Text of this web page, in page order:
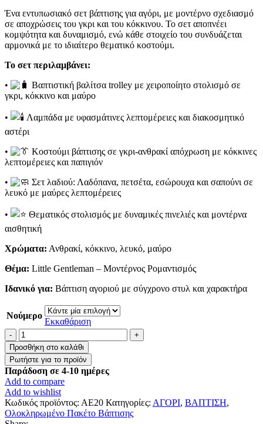
was:
€400.00.
τιμή
είναι:
€200.00.
Ένα εντυπωσιακό σετ βάπτισης για αγόρι, με μοντέρνο σχεδιασμό
σε αποχρώσεις του γκρι και του κόκκινου. Το σετ αποπνέει
κομψότητα και δυναμισμό, ενώ κάθε στοιχείο του συνδυάζεται
αρμονικά με το ιδιαίτερο θεματικό κοστούμι.
Το σετ περιλαμβάνει:
•
Βαπτιστική βαλίτσα trolley με χειροποίητο στολισμό σε
γκρι, κόκκινο και μαύρο
•
Λαμπάδα με υφασμάτινες λεπτομέρειες και διακοσμητικό
αστέρι
•
Κοστούμι βάπτισης σε γκρι-ανθρακί απόχρωση με κόκκινες
λεπτομέρειες και παπιγιόν
•
Σετ λαδιού: Λαδόπανα, πετσέτα, εσώρουχα και σαπούνι σε
λευκό με μαύρες λεπτομέρειες
•
Θεματικός στολισμός με δυναμικές πινελιές και μοντέρνα
αισθητική
Χρώματα: Ανθρακί, κόκκινο, λευκό, μαύρο
Θέμα: Little Gentleman – Μοντέρνος Ρομαντισμός
Ιδανικό για: Βάπτιση αγοριού με σύγχρονο στυλ και χαρακτήρα
Νούμερο
Εκκαθάριση
Πακέτο
Βάπτισης
για
Αγόρι
¨Little
Gentleman¨
ποσότητα
Προσθήκη στο καλάθι
Παράδοση σε 4-10 ημέρες
Add to compare
Add to wishlist
Κωδικός προϊόντος: ΑΕ20 Κατηγορίες: ΑΓΟΡΙ, ΒΑΠΤΙΣΗ,
Ολοκληρωμένο Πακέτο Βάπτισης